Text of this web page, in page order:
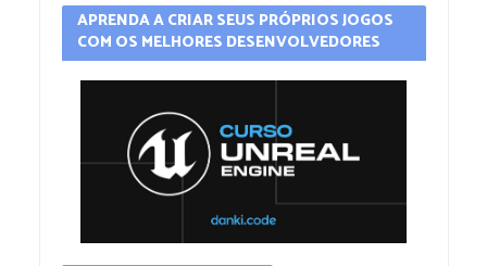
APRENDA A CRIAR SEUS PRÓPRIOS JOGOS
COM OS MELHORES DESENVOLVEDORES